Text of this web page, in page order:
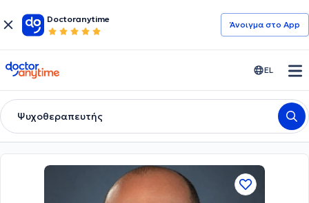
Doctoranytime
Άνοιγμα στο App
doctoranytime EL
Ψυχοθεραπευτής